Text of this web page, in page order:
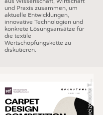
und Praxis zusammen, um
aktuelle Entwicklungen,
innovative Technologien und
konkrete Lösungsansätze für
die textile
Wertschöpfungskette zu
diskutieren.
r
a
f
i
k
:
S
c
h
w
e
i
z
e
r
i
s
c
h
e
e
t
i
l
f
a
c
h
s
c
h
u
l
e
S
T